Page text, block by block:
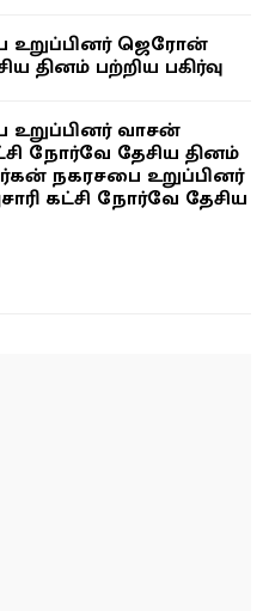
ஜெரோன்
தினம் பற்றிய பகிர்வு
வாசன்
நோர்வே தேசிய தினம்
நகரசபை உறுப்பினர்
கட்சி நோர்வே தேசிய